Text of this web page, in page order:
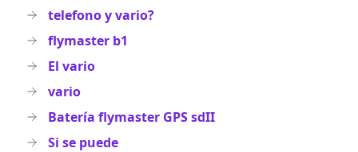
telefono y vario?
flymaster b1
El vario
vario
Batería flymaster GPS sdII
Si se puede